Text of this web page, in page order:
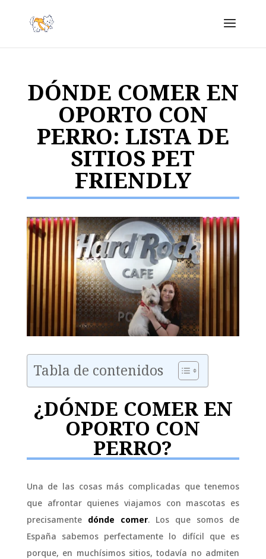
DÓNDE COMER EN
OPORTO CON
PERRO: LISTA DE
SITIOS PET
FRIENDLY
Tabla de contenidos
¿DÓNDE COMER EN
OPORTO CON
PERRO?
Una de las cosas más complicadas que tenemos
que afrontar quienes viajamos con mascotas es
precisamente dónde comer. Los que somos de
España sabemos perfectamente lo difícil que es
porque, en muchísimos sitios, todavía no admiten